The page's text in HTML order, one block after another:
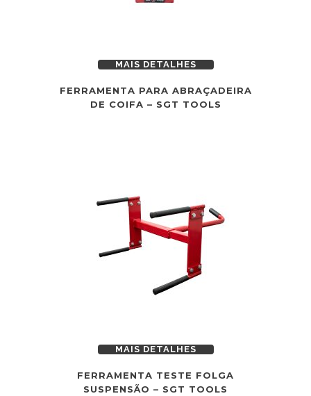
MAIS DETALHES
FERRAMENTA PARA ABRAÇADEIRA
DE COIFA – SGT TOOLS
MAIS DETALHES
FERRAMENTA TESTE FOLGA
SUSPENSÃO – SGT TOOLS